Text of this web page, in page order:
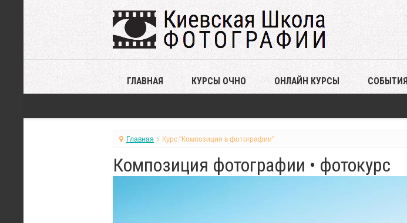
ГЛАВНАЯ КУРСЫ ОЧНО ОНЛАЙН КУРСЫ СОБЫТИЯ
Главная Курс "Композиция в фотографии"
Композиция фотографии • фотокурс